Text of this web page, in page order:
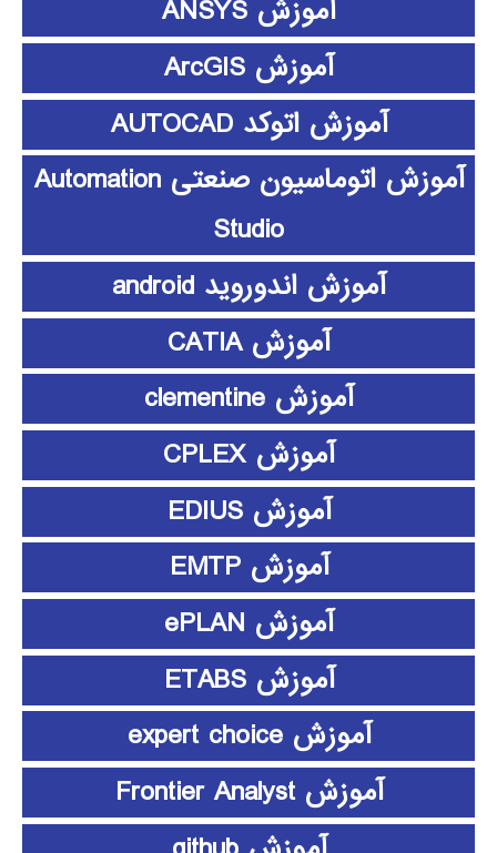
آموزش ANSYS
آموزش ArcGIS
آموزش اتوکد AUTOCAD
آموزش اتوماسیون صنعتی Automation
Studio
آموزش اندوروید android
آموزش CATIA
آموزش clementine
آموزش CPLEX
آموزش EDIUS
آموزش EMTP
آموزش ePLAN
آموزش ETABS
آموزش expert choice
آموزش Frontier Analyst